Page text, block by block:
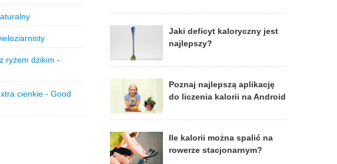
ryżem dzikim -
cienkie - Good
Jaki deficyt kaloryczny jest
najlepszy?
Poznaj najlepszą aplikację
do liczenia kalorii na Android
Ile kalorii można spalić na
rowerze stacjonarnym?